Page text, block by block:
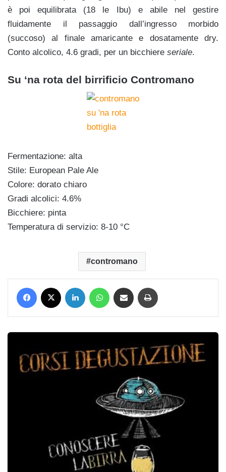
è poi equilibrata (18 le Ibu) e abile nel gestire
fluidamente il passaggio dall’ingresso morbido
(succoso) al finale amaricante e dosatamente dry.
Conto alcolico, 4.6 gradi, per un bicchiere seriale.
Su ‘na rota del birrificio Contromano
Fermentazione: alta
Stile: European Pale Ale
Colore: dorato chiaro
Gradi alcolici: 4.6%
Bicchiere: pinta
Temperatura di servizio: 8-10 °C
contromano
Facebook LinkedIn WhatsApp Condividi via mail